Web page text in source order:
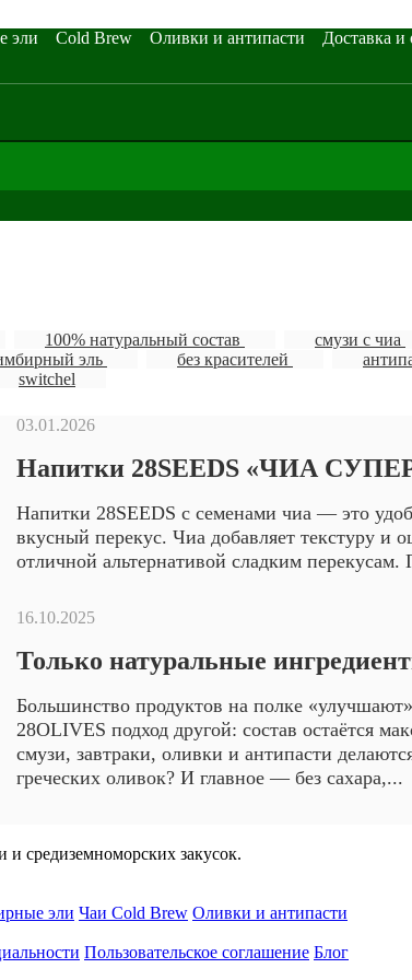
эли Cold Brew Оливки и антипасти Доставка и
100% натуральный состав смузи с чиа
эль без красителей
switchel
Напитки 28SEEDS «ЧИА
Напитки 28SEEDS с семенами чиа — это
вкусный перекус. Чиа добавляет текстуру
отличной альтернативой сладким
03.01.2026
Только натуральные
Большинство продуктов на полке
28OLIVES подход другой: состав остаётся
смузи, завтраки, оливки и антипасти
греческих оливок? И главное — без сахара,...
16.10.2025
средиземноморских закусок.
эли Чаи Cold Brew Оливки и антипасти
Пользовательское соглашение Блог